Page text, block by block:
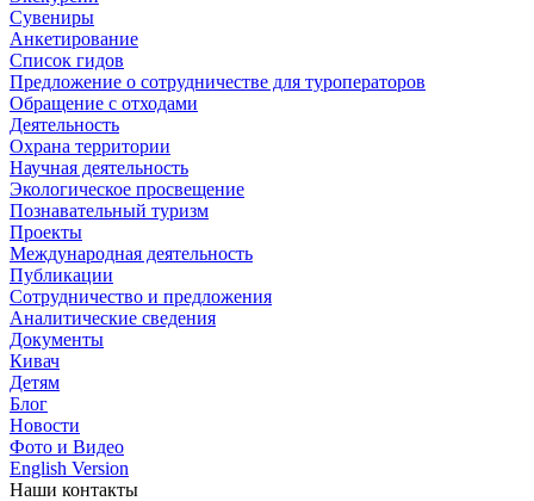
Сувениры
Анкетирование
Список гидов
Предложение о сотрудничестве для туроператоров
Обращение с отходами
Деятельность
Охрана территории
Научная деятельность
Экологическое просвещение
Познавательный туризм
Проекты
Международная деятельность
Публикации
Сотрудничество и предложения
Аналитические сведения
Документы
Кивач
Детям
Блог
Новости
Фото и Видео
English Version
Наши контакты